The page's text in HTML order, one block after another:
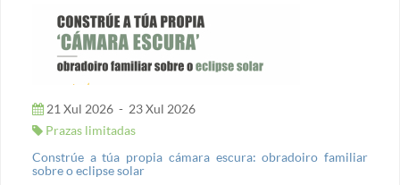
21 Xul 2026 - 23 Xul 2026
Prazas limitadas
Constrúe a túa propia cámara escura: obradoiro familiar
sobre o eclipse solar